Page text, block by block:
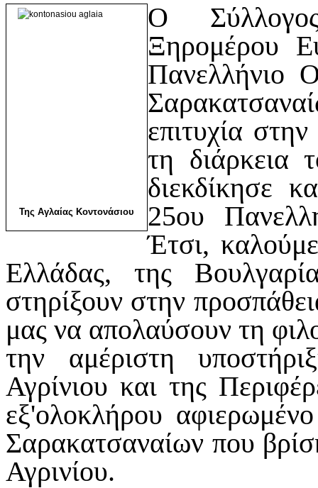
Της Αγλαίας Κοντονάσιου
Ο
Ξηρομέρου
Πανελλήνιο
επιτυχία
τη διάρκεια
διεκδίκησε
25ου
Έτσι,
Ελλάδας, της
στηρίξουν στην
μας να απολαύσουν τη
την αμέριστη
Αγρίνιου και της
εξ'ολοκλήρου
Σαρακατσαναίων που
Αγρινίου.